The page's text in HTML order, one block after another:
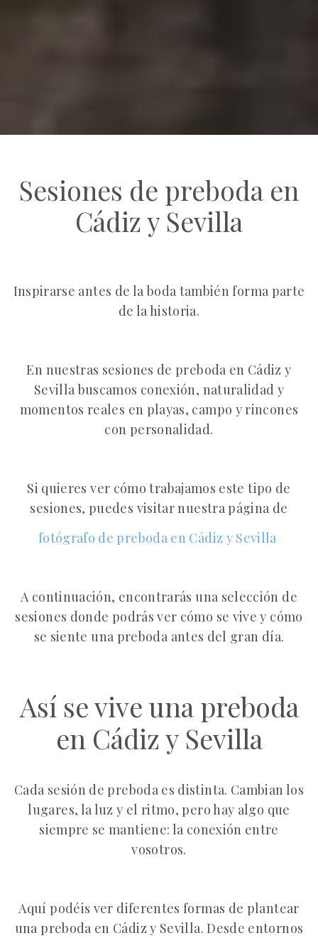
Sesiones de preboda en
Cádiz y Sevilla
Inspirarse antes de la boda también forma parte
de la historia.
En nuestras sesiones de preboda en Cádiz y
Sevilla buscamos conexión, naturalidad y
momentos reales en playas, campo y rincones
con personalidad.
Si quieres ver cómo trabajamos este tipo de
sesiones, puedes visitar nuestra página de
fotógrafo de preboda en Cádiz y Sevilla
A continuación, encontrarás una selección de
sesiones donde podrás ver cómo se vive y cómo
se siente una preboda antes del gran día.
Así se vive una preboda
en Cádiz y Sevilla
Cada sesión de preboda es distinta. Cambian los
lugares, la luz y el ritmo, pero hay algo que
siempre se mantiene: la conexión entre
vosotros.
Aquí podéis ver diferentes formas de plantear
una preboda en Cádiz y Sevilla. Desde entornos